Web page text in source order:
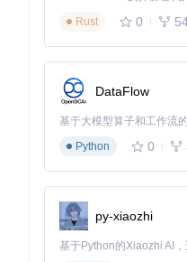
DeepMIMO提供了丰富
📌场景配置参数
参数名称
scenario
参数名称
Rust
0
DataFlow
基于大模型算子和工作流
Python
0
py-xiaozhi